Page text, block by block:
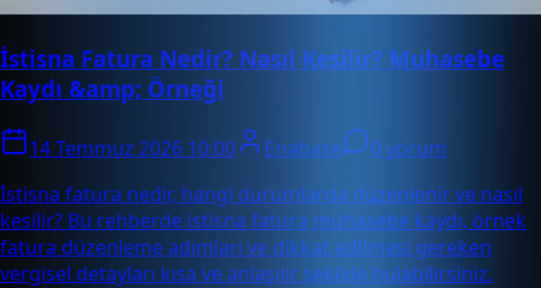
İstisna Fatura Nedir? Nasıl Kesilir? Muhasebe
Kaydı &amp; Örneği
14 Temmuz 2026 10:00 Enabase
0 yorum
İstisna fatura nedir, hangi durumlarda düzenlenir ve nasıl
kesilir? Bu rehberde istisna fatura muhasebe kaydı, örnek
fatura düzenleme adımları ve dikkat edilmesi gereken
vergisel detayları kısa ve anlaşılır şekilde bulabilirsiniz.